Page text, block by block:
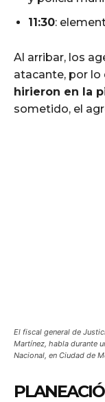
11:30:
Al arribar, los
atacante, por lo
hirieron en la
sometido, el
El fiscal general de
Martínez, habla durante
Nacional, en Ciudad de